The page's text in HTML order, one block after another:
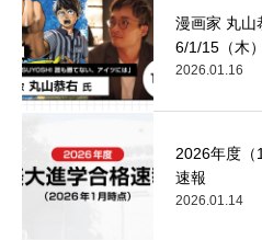
漫画家 丸山
6/1/15（木
2026.01.16
2026年度（
速報
2026.01.14